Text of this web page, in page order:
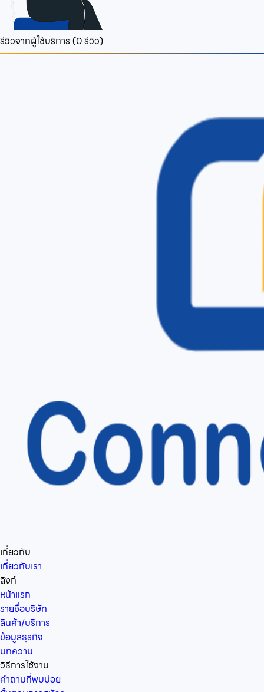
รีวิวจากผู้ใช้บริการ (0รีวิว)
เกี่ยวกับ
เกี่ยวกับเรา
ลิงก์
หน้าแรก
รายชื่อบริษัท
สินค้า/บริการ
ข้อมูลธุรกิจ
บทความ
วิธีการใช้งาน
คำถามที่พบบ่อย